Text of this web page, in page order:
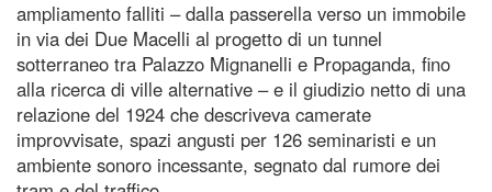
ampliamento falliti – dalla passerella verso un immobile
in via dei Due Macelli al progetto di un tunnel
sotterraneo tra Palazzo Mignanelli e Propaganda, fino
alla ricerca di ville alternative – e il giudizio netto di una
relazione del 1924 che descriveva camerate
improvvisate, spazi angusti per 126 seminaristi e un
ambiente sonoro incessante, segnato dal rumore dei